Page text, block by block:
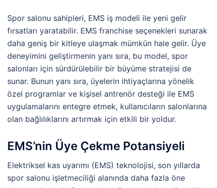
Spor salonu sahipleri, EMS iş modeli ile yeni gelir
fırsatları yaratabilir. EMS franchise seçenekleri sunarak
daha geniş bir kitleye ulaşmak mümkün hale gelir. Üye
deneyimini geliştirmenin yanı sıra, bu model, spor
salonları için sürdürülebilir bir büyüme stratejisi de
sunar. Bunun yanı sıra, üyelerin ihtiyaçlarına yönelik
özel programlar ve kişisel antrenör desteği ile EMS
uygulamalarını entegre etmek, kullanıcıların salonlarına
olan bağlılıklarını artırmak için etkili bir yoldur.
EMS’nin Üye Çekme Potansiyeli
Elektriksel kas uyarımı (EMS) teknolojisi, son yıllarda
spor salonu işletmeciliği alanında daha fazla öne